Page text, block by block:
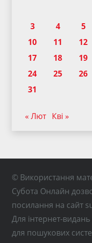
3
4 5
10
11 12
17
18 19
24
25 26
31
« Лют Кві »
© Використання
Субота Онлайн
посилання на сайт
Для інтернет-
для пошукових